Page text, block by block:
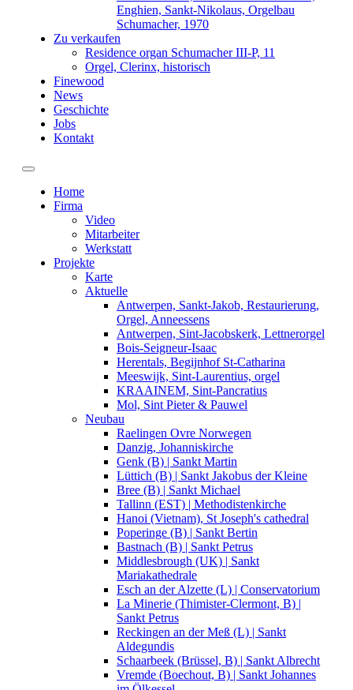
Enghien, Sankt-Nikolaus, Orgelbau
Schumacher, 1970
Zu verkaufen
Residence organ Schumacher III-P, 11
Orgel, Clerinx, historisch
Finewood
News
Geschichte
Jobs
Kontakt
Toggle navigation
Home
Firma
Video
Mitarbeiter
Werkstatt
Projekte
Karte
Aktuelle
Antwerpen, Sankt-Jakob, Restaurierung,
Orgel, Anneessens
Antwerpen, Sint-Jacobskerk, Lettnerorgel
Bois-Seigneur-Isaac
Herentals, Begijnhof St-Catharina
Meeswijk, Sint-Laurentius, orgel
KRAAINEM, Sint-Pancratius
Mol, Sint Pieter & Pauwel
Neubau
Raelingen Ovre Norwegen
Danzig, Johanniskirche
Genk (B) | Sankt Martin
Lüttich (B) | Sankt Jakobus der Kleine
Bree (B) | Sankt Michael
Tallinn (EST) | Methodistenkirche
Hanoi (Vietnam), St Joseph's cathedral
Poperinge (B) | Sankt Bertin
Bastnach (B) | Sankt Petrus
Middlesbrough (UK) | Sankt
Mariakathedrale
Esch an der Alzette (L) | Conservatorium
La Minerie (Thimister-Clermont, B) |
Sankt Petrus
Reckingen an der Meß (L) | Sankt
Aldegundis
Schaarbeek (Brüssel, B) | Sankt Albrecht
Vremde (Boechout, B) | Sankt Johannes